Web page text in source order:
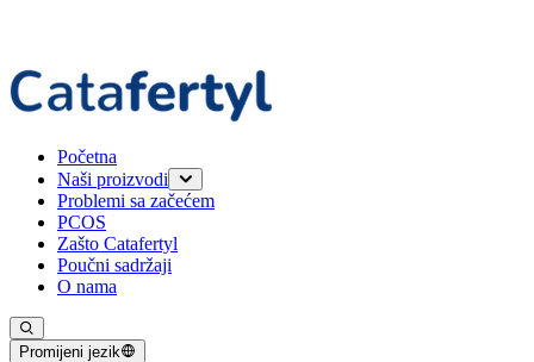
Početna
Naši proizvodi
Catafertyl FOR HER
Problemi sa začećem
PCOS
Zašto Catafertyl
Poučni sadržaji
O nama
Promijeni jezik